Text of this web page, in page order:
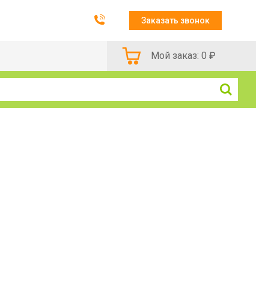
Заказать звонок
Мой заказ: 0 ₽